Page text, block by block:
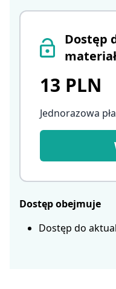
Dostęp
13 PLN
Jednorazowa
Dostęp obejmuje
Dostęp do